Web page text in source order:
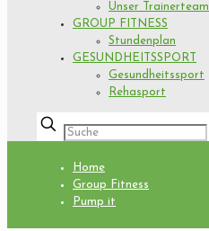
Unser Trainerteam
GROUP FITNESS
Stundenplan
GESUNDHEITSSPORT
Gesundheitssport
Rehasport
Home
Group Fitness
Pump it